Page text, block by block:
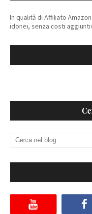
In qualità di Affiliato
idonei, senza costi